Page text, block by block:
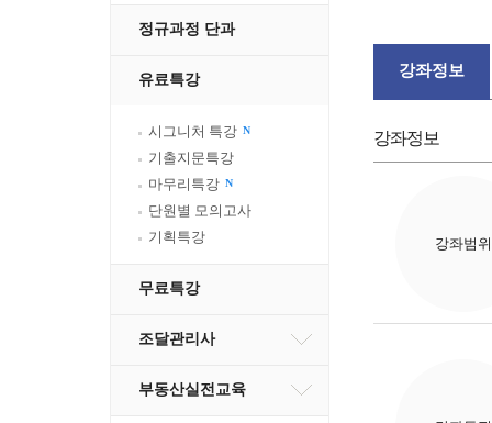
정규과정 단과
유료특강
시그니처 특강 N
기출지문특강
마무리특강 N
단원별 모의고사
기획특강
무료특강
조달관리사
부동산실전교육
강좌정보
강좌정보
강좌범위